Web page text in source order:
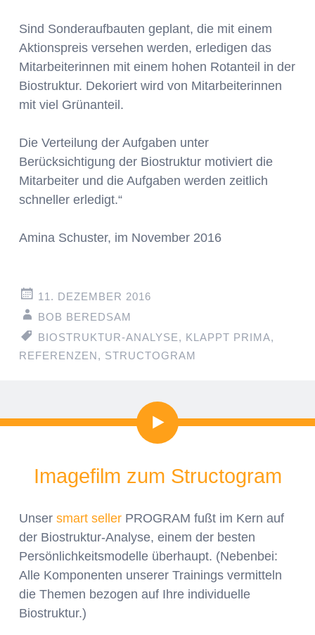
Sind Sonderaufbauten geplant, die mit einem
Aktionspreis versehen werden, erledigen das
Mitarbeiterinnen mit einem hohen Rotanteil in der
Biostruktur. Dekoriert wird von Mitarbeiterinnen
mit viel Grünanteil.
Die Verteilung der Aufgaben unter
Berücksichtigung der Biostruktur motiviert die
Mitarbeiter und die Aufgaben werden zeitlich
schneller erledigt.“
Amina Schuster, im November 2016
11. DEZEMBER 2016
BOB BEREDSAM
BIOSTRUKTUR-ANALYSE, KLAPPT PRIMA,
REFERENZEN, STRUCTOGRAM
Video
Imagefilm zum Structogram
Unser smart seller PROGRAM fußt im Kern auf
der Biostruktur-Analyse, einem der besten
Persönlichkeitsmodelle überhaupt. (Nebenbei:
Alle Komponenten unserer Trainings vermitteln
die Themen bezogen auf Ihre individuelle
Biostruktur.)